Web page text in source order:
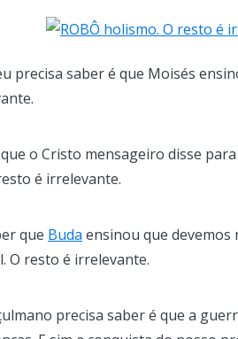
precisa saber é que Moisés
o Cristo mensageiro disse
é irrelevante.
que Buda ensinou que
O resto é irrelevante.
precisa saber é que a